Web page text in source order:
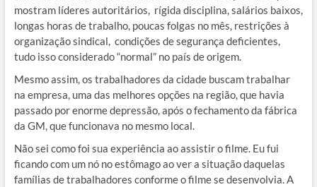
mostram líderes autoritários, rígida disciplina, salários baixos,
longas horas de trabalho, poucas folgas no mês, restrições à
organização sindical, condições de segurança deficientes,
tudo isso considerado “normal” no país de origem.
Mesmo assim, os trabalhadores da cidade buscam trabalhar
na empresa, uma das melhores opções na região, que havia
passado por enorme depressão, após o fechamento da fábrica
da GM, que funcionava no mesmo local.
Não sei como foi sua experiência ao assistir o filme. Eu fui
ficando com um nó no estômago ao ver a situação daquelas
famílias de trabalhadores conforme o filme se desenvolvia. A